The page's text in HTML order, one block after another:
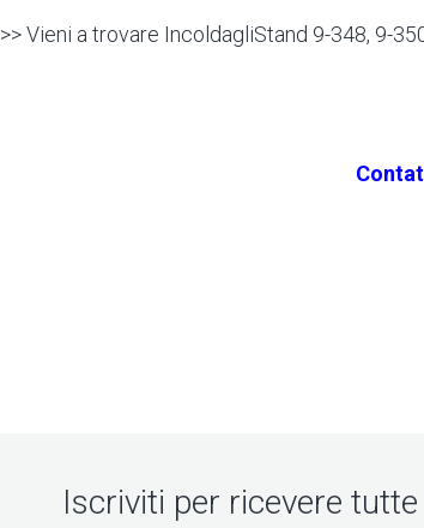
>> Vieni a trovare IncoldagliStand 9-348, 9-
Iscriviti per ricevere